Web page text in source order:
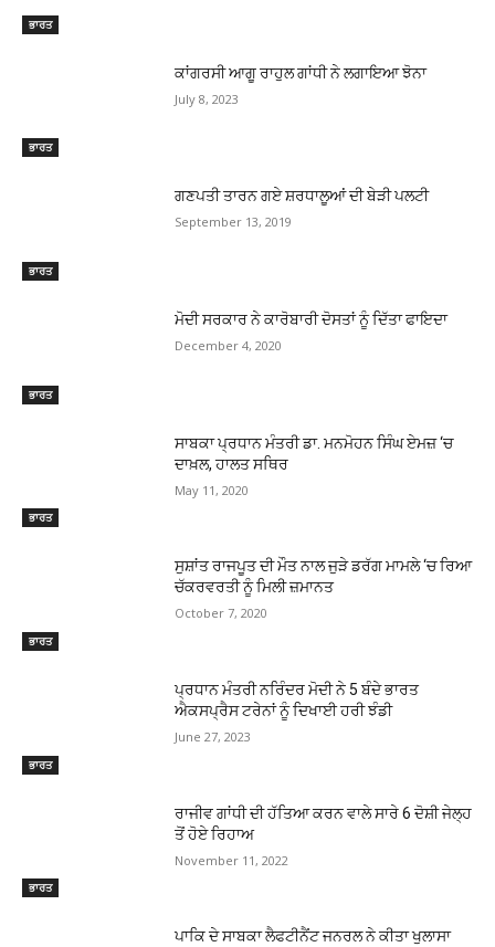
ਭਾਰਤ
ਭਾਰਤ
ਕਾਂਗਰਸੀ ਆਗੂ ਰਾਹੁਲ ਗਾਂਧੀ ਨੇ ਲਗਾਇਆ ਝੋਨਾ
July 8, 2023
ਭਾਰਤ
ਗਣਪਤੀ ਤਾਰਨ ਗਏ ਸ਼ਰਧਾਲੂਆਂ ਦੀ ਬੇੜੀ ਪਲਟੀ
September 13, 2019
ਭਾਰਤ
ਮੋਦੀ ਸਰਕਾਰ ਨੇ ਕਾਰੋਬਾਰੀ ਦੋਸਤਾਂ ਨੂੰ ਦਿੱਤਾ ਫਾਇਦਾ
December 4, 2020
ਭਾਰਤ
ਸਾਬਕਾ ਪ੍ਰਧਾਨ ਮੰਤਰੀ ਡਾ. ਮਨਮੋਹਨ ਸਿੰਘ ਏਮਜ਼ ‘ਚ
ਦਾਖ਼ਲ, ਹਾਲਤ ਸਥਿਰ
May 11, 2020
ਭਾਰਤ
ਸੁਸ਼ਾਂਤ ਰਾਜਪੂਤ ਦੀ ਮੌਤ ਨਾਲ ਜੁੜੇ ਡਰੱਗ ਮਾਮਲੇ ‘ਚ ਰਿਆ
ਚੱਕਰਵਰਤੀ ਨੂੰ ਮਿਲੀ ਜ਼ਮਾਨਤ
October 7, 2020
ਭਾਰਤ
ਪ੍ਰਧਾਨ ਮੰਤਰੀ ਨਰਿੰਦਰ ਮੋਦੀ ਨੇ 5 ਬੰਦੇ ਭਾਰਤ
ਐਕਸਪ੍ਰੈਸ ਟਰੇਨਾਂ ਨੂੰ ਦਿਖਾਈ ਹਰੀ ਝੰਡੀ
June 27, 2023
ਭਾਰਤ
ਰਾਜੀਵ ਗਾਂਧੀ ਦੀ ਹੱਤਿਆ ਕਰਨ ਵਾਲੇ ਸਾਰੇ 6 ਦੋਸ਼ੀ ਜੇਲ੍ਹ
ਤੋਂ ਹੋਏ ਰਿਹਾਅ
November 11, 2022
ਪਾਕਿ ਦੇ ਸਾਬਕਾ ਲੈਫਟੀਨੈਂਟ ਜਨਰਲ ਨੇ ਕੀਤਾ ਖੁਲਾਸਾ